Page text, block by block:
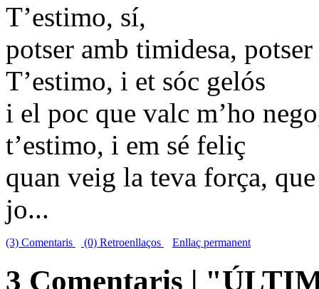
T’estimo, sí,
potser amb timidesa, potser
T’estimo, i et sóc gelós
i el poc que valc m’ho
t’estimo, i em sé feliç
quan veig la teva força,
jo...
(3) Comentaris (0) Retroenllaços Enllaç permanent
3 Comentaris |